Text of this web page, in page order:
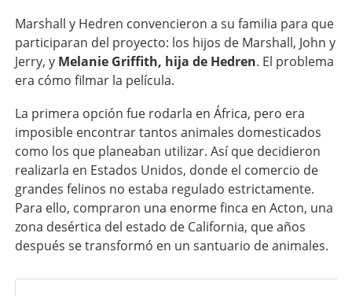
Marshall y Hedren convencieron a su familia para que
participaran del proyecto: los hijos de Marshall, John y
Jerry, y Melanie Griffith, hija de Hedren. El problema
era cómo filmar la película.
La primera opción fue rodarla en África, pero era
imposible encontrar tantos animales domesticados
como los que planeaban utilizar. Así que decidieron
realizarla en Estados Unidos, donde el comercio de
grandes felinos no estaba regulado estrictamente.
Para ello, compraron una enorme finca en Acton, una
zona desértica del estado de California, que años
después se transformó en un santuario de animales.